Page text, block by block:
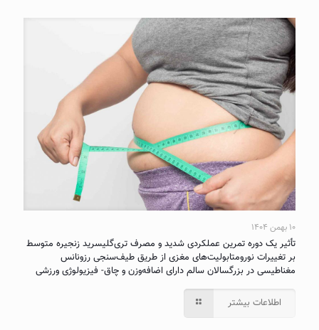
۱۰ بهمن ۱۴۰۴
تأثیر یک دوره تمرین عملکردی شدید و مصرف تری‌گلیسرید زنجیره متوسط
بر تغییرات نورومتابولیت‌های مغزی از طریق طیف‌سنجی رزونانس
مغناطیسی در بزرگسالان سالم دارای اضافه‌وزن و چاق- فیزیولوژی ورزشی
اطلاعات بیشتر